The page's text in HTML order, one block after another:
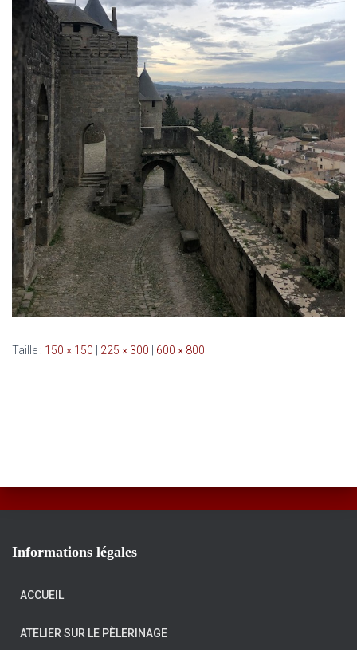
Taille : 150 × 150 225 × 300 600 × 800
Informations légales
ACCUEIL
ATELIER SUR LE PÈLERINAGE